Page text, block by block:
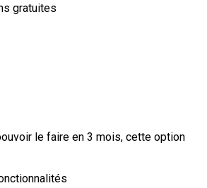
gratuites
le faire en 3 mois, cette option